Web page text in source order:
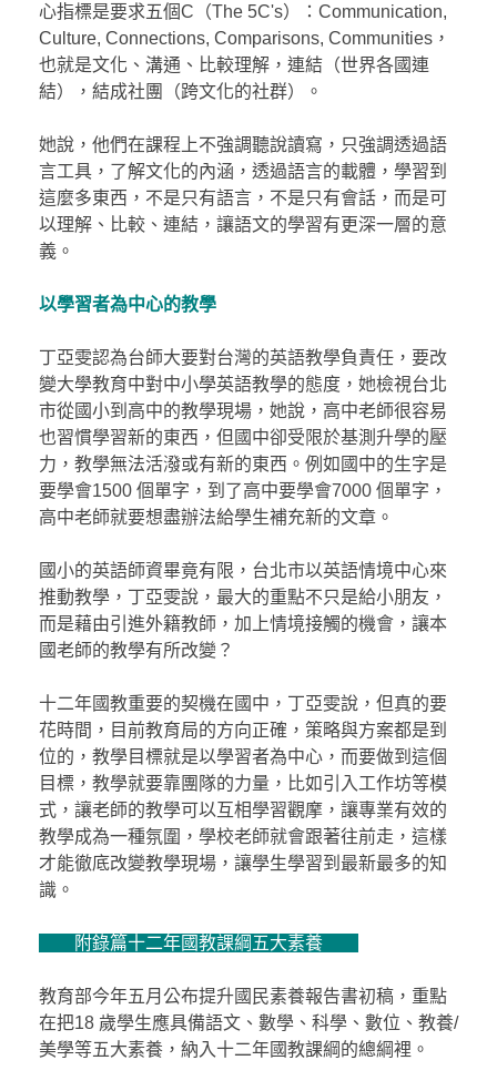
心指標是要求五個C（The 5C's）：Communication,
Culture, Connections, Comparisons, Communities，
也就是文化、溝通、比較理解，連結（世界各國連
結），結成社團（跨文化的社群）。
她說，他們在課程上不強調聽說讀寫，只強調透過語
言工具，了解文化的內涵，透過語言的載體，學習到
這麼多東西，不是只有語言，不是只有會話，而是可
以理解、比較、連結，讓語文的學習有更深一層的意
義。
以學習者為中心的教學
丁亞雯認為台師大要對台灣的英語教學負責任，要改
變大學教育中對中小學英語教學的態度，她檢視台北
市從國小到高中的教學現場，她說，高中老師很容易
也習慣學習新的東西，但國中卻受限於基測升學的壓
力，教學無法活潑或有新的東西。例如國中的生字是
要學會1500 個單字，到了高中要學會7000 個單字，
高中老師就要想盡辦法給學生補充新的文章。
國小的英語師資畢竟有限，台北市以英語情境中心來
推動教學，丁亞雯說，最大的重點不只是給小朋友，
而是藉由引進外籍教師，加上情境接觸的機會，讓本
國老師的教學有所改變？
十二年國教重要的契機在國中，丁亞雯說，但真的要
花時間，目前教育局的方向正確，策略與方案都是到
位的，教學目標就是以學習者為中心，而要做到這個
目標，教學就要靠團隊的力量，比如引入工作坊等模
式，讓老師的教學可以互相學習觀摩，讓專業有效的
教學成為一種氛圍，學校老師就會跟著往前走，這樣
才能徹底改變教學現場，讓學生學習到最新最多的知
識。
附錄篇十二年國教課綱五大素養
教育部今年五月公布提升國民素養報告書初稿，重點
在把18 歲學生應具備語文、數學、科學、數位、教養/
美學等五大素養，納入十二年國教課綱的總綱裡。